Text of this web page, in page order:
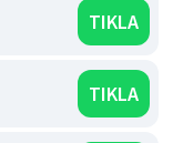
TIKLA
TIKLA